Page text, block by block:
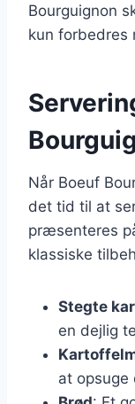
Bourguignon
kun forbedres
Når Boeuf
det tid til at
præsenteres
klassiske
Stegte
en dejlig
at